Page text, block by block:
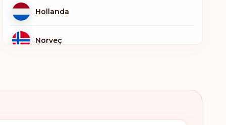
Hollanda
Norveç
Sıralaması: 5 Gidiş noktası:188